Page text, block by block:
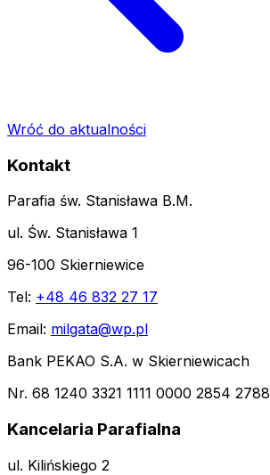
Wróć do aktualności
Kontakt
Parafia św. Stanisława B.M.
ul. Św. Stanisława 1
96-100 Skierniewice
Tel: +48 46 832 27 17
Email: milgata@wp.pl
Bank PEKAO S.A. w Skierniewicach
Nr. 68 1240 3321 1111 0000 2854 2788
Kancelaria Parafialna
ul. Kilińskiego 2